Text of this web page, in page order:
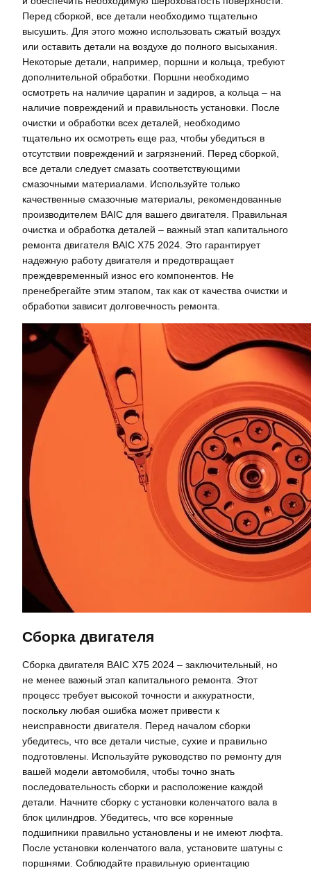
Перед сборкой, все детали необходимо тщательно
высушить. Для этого можно использовать сжатый воздух
или оставить детали на воздухе до полного высыхания.
Некоторые детали, например, поршни и кольца, требуют
дополнительной обработки. Поршни необходимо
осмотреть на наличие царапин и задиров, а кольца – на
наличие повреждений и правильность установки. После
очистки и обработки всех деталей, необходимо
тщательно их осмотреть еще раз, чтобы убедиться в
отсутствии повреждений и загрязнений. Перед сборкой,
все детали следует смазать соответствующими
смазочными материалами. Используйте только
качественные смазочные материалы, рекомендованные
производителем BAIC для вашего двигателя. Правильная
очистка и обработка деталей – важный этап капитального
ремонта двигателя BAIC X75 2024. Это гарантирует
надежную работу двигателя и предотвращает
преждевременный износ его компонентов. Не
пренебрегайте этим этапом, так как от качества очистки и
обработки зависит долговечность ремонта.
Сборка двигателя
Сборка двигателя BAIC X75 2024 – заключительный, но
не менее важный этап капитального ремонта. Этот
процесс требует высокой точности и аккуратности,
поскольку любая ошибка может привести к
неисправности двигателя. Перед началом сборки
убедитесь, что все детали чистые, сухие и правильно
подготовлены. Используйте руководство по ремонту для
вашей модели автомобиля, чтобы точно знать
последовательность сборки и расположение каждой
детали. Начните сборку с установки коленчатого вала в
блок цилиндров. Убедитесь, что все коренные
подшипники правильно установлены и не имеют люфта.
После установки коленчатого вала, установите шатуны с
поршнями. Соблюдайте правильную ориентацию